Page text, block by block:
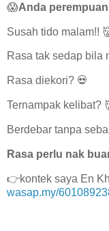
😱Anda
Susah tido malam!!
Rasa tak sedap bila
Rasa diekori? 💀
Ternampak kelibat?
Berdebar tanpa
Rasa perlu nak
👉kontek saya En
wasap.my/